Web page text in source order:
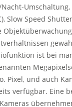
Nacht-
Slow Speed
ist bei
Pixel, und auch
verfügbar. Eine